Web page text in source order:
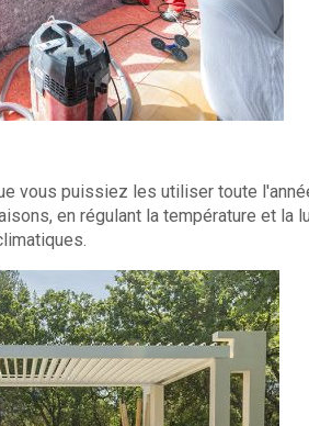
vous puissiez les utiliser toute
en régulant la température et la